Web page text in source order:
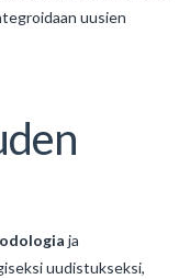
uusien
ja
uudistukseksi,